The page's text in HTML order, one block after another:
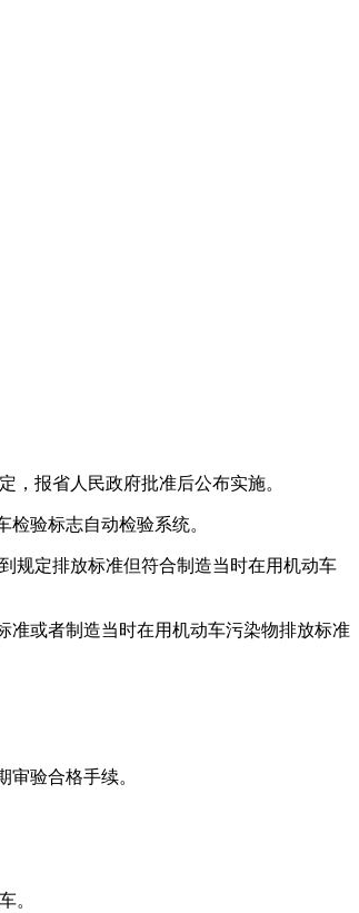
，报省人民政府批准后公布实施。
验标志自动检验系统。
规定排放标准但符合制造当时在用机动车
或者制造当时在用机动车污染物排放标准
验合格手续。
。